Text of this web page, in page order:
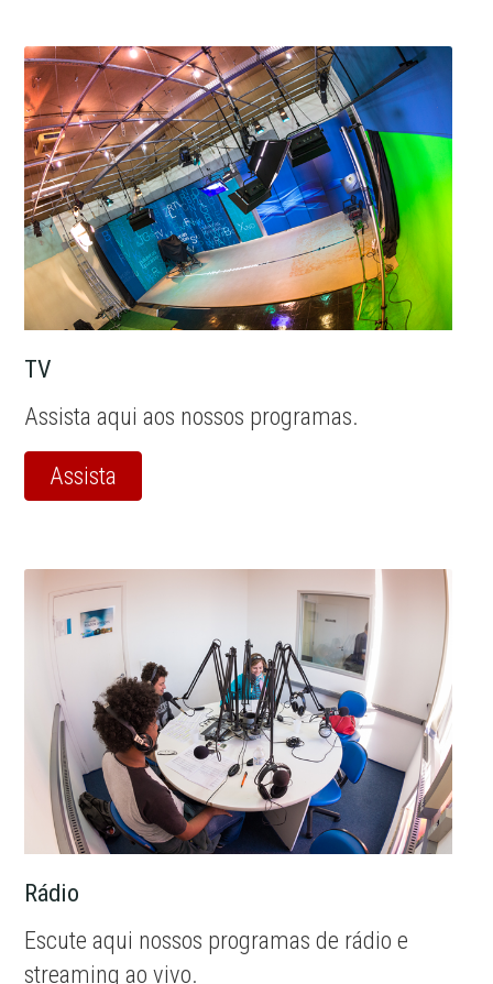
TV
Assista aqui aos nossos programas.
Assista
Rádio
Escute aqui nossos programas de rádio e
streaming ao vivo.